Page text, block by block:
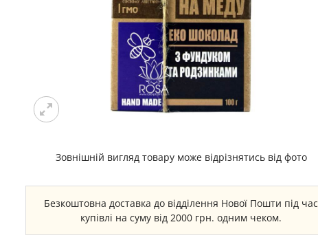
Зовнішній вигляд товару може відрізнятись від фото
Безкоштовна доставка до відділення Нової Пошти під час
купівлі на суму від 2000 грн. одним чеком.